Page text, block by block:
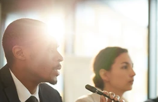
Investigación
Novedades Podcast Video